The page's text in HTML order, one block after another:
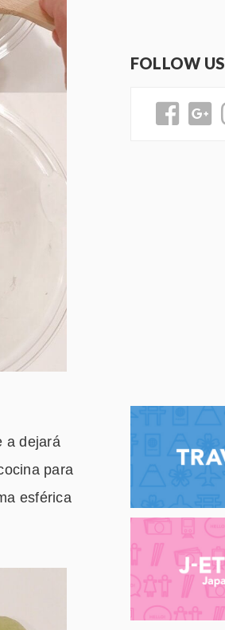
a dejará
para
esférica
FOLLOW US